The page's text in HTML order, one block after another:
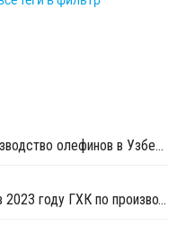
SANEG планирует построить производство олефинов в Узбекистане
Узбекистан планирует запустить в 2023 году ГХК по производству олефинов из метанола